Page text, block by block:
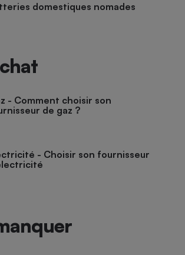
domestiques nomades
- Comment choisir son
de gaz ?
- Choisir son fournisseur